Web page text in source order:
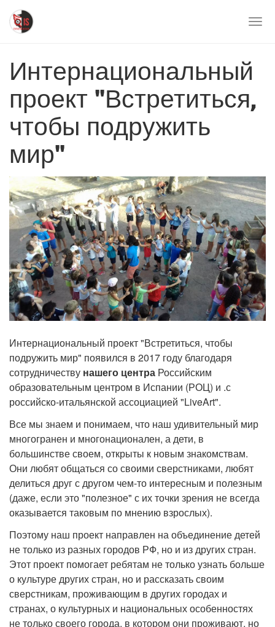
Перейти
основному
Интернациональный
проект "Встретиться,
чтобы подружить
мир"
Интернациональный проект "Встретиться, чтобы
подружить мир" появился в 2017 году благодаря
сотрудничеству нашего центра Российским
образовательным центром в Испании (РОЦ) и .с
российско-итальянской ассоциацией "LiveArt".
Все мы знаем и понимаем, что наш удивительный мир
многогранен и многонационален, а дети, в
большинстве своем, открыты к новым знакомствам.
Они любят общаться со своими сверстниками, любят
делиться друг с другом чем-то интересным и полезным
(даже, если это "полезное" с их точки зрения не всегда
оказывается таковым по мнению взрослых).
Поэтому наш проект направлен на объединение детей
не только из разных городов РФ, но и из других стран.
Этот проект помогает ребятам не только узнать больше
о культуре других стран, но и рассказать своим
сверстникам, проживающим в других городах и
странах, о культурных и национальных особенностях
не только своего города, в котором они проживают, но